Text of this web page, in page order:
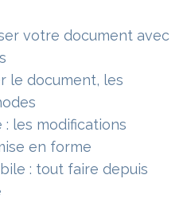
votre document avec
le document, les
les modifications
en forme
: tout faire depuis